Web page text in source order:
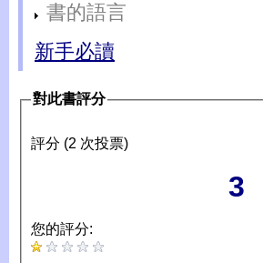
書的語言
新手必讀
對此書評分
評分 (2 次投票)
3
您的評分: